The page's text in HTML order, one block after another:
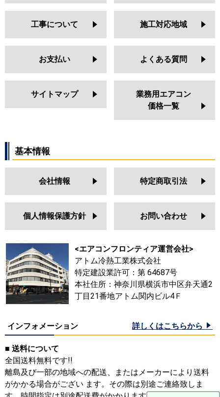
工事について 施工対応地域
お支払い よくある質問
サイトマップ
業務用エアコン
価格一覧
基本情報
会社情報 特定商取引法
個人情報保護方針 お問い合わせ
<エアコンフロンティア運営会社>
アトム冷熱工業株式会社
特定建設業許可：第 64687号
本社住所：神奈川県横浜市中区弁天通2
丁目21番地アトム関内ビル4Ｆ
インフォメーション 詳しくはこちらから
■ 送料について
全国送料無料です!!
離島及び一部の地域への配送、またはメーカーにより送料
がかかる場合がござい ます。その際は別途ご連絡致しま